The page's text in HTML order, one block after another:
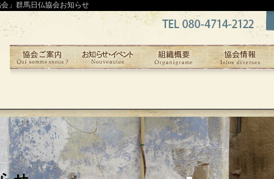
」群馬日仏協会お知らせ